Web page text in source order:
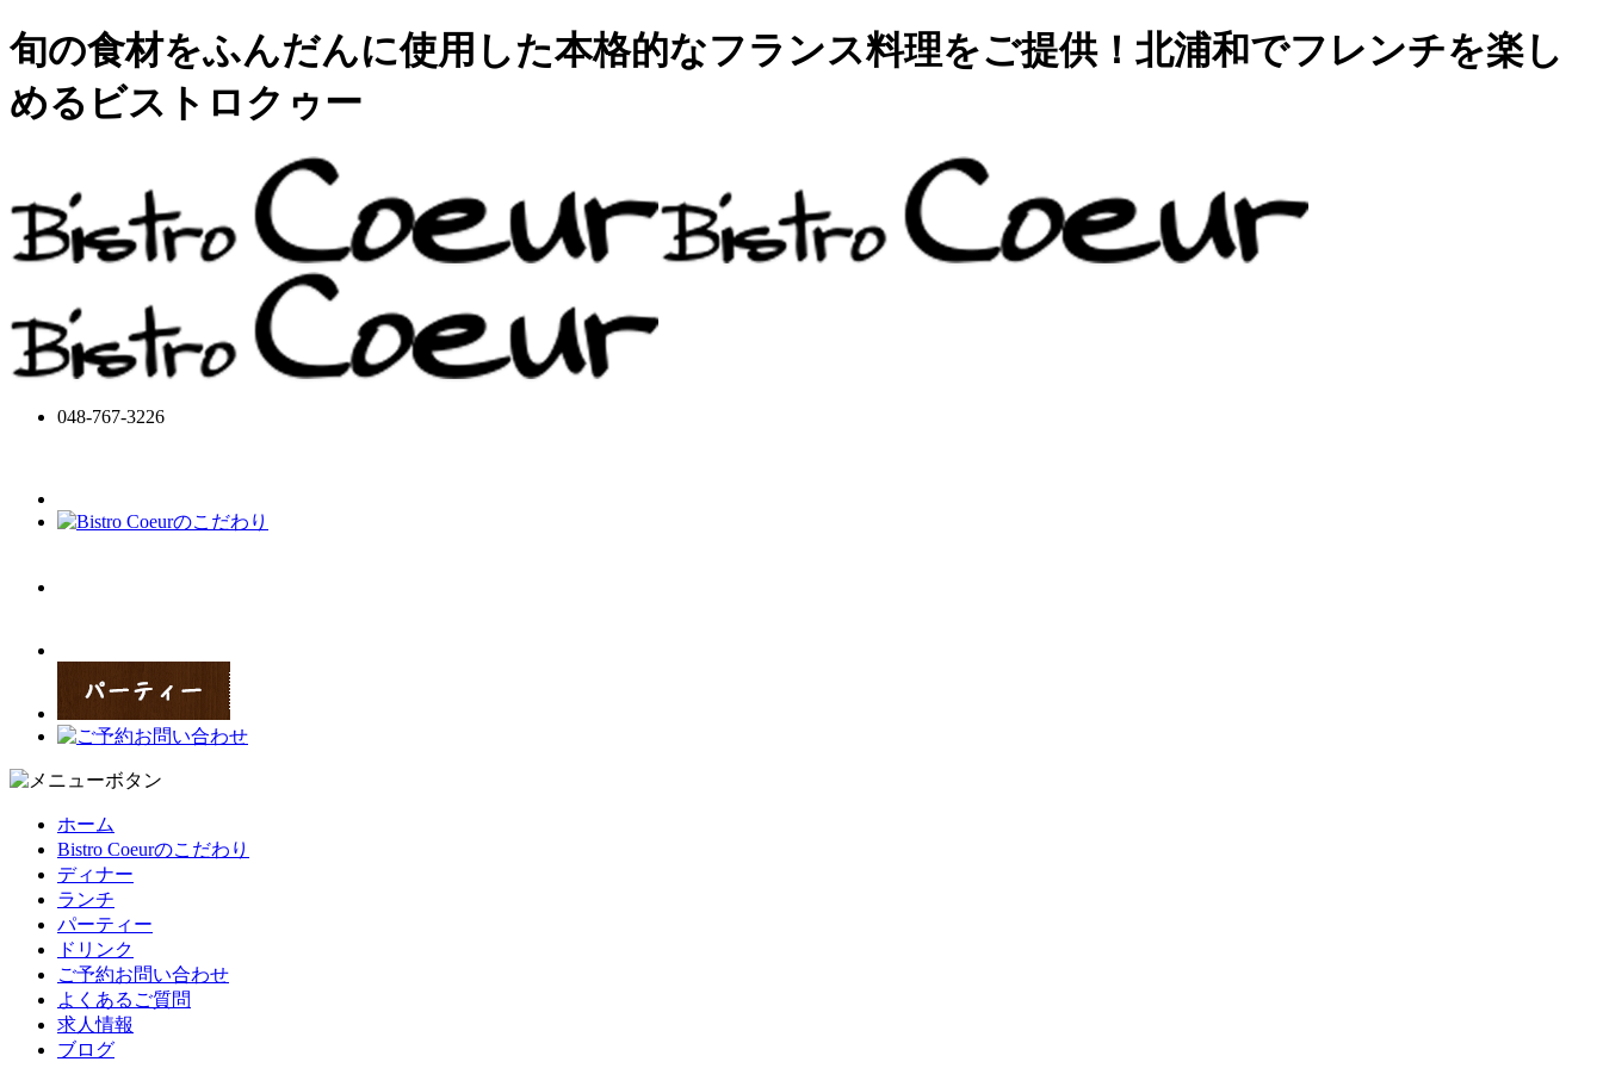
旬の食材をふんだんに使用した本格的なフランス料理をご提供！北浦和でフレンチを楽し
めるビストロクゥー
048-767-3226
ホーム
Bistro Coeurのこだわり
ディナー
ランチ
パーティー
ドリンク
ご予約お問い合わせ
よくあるご質問
求人情報
ブログ